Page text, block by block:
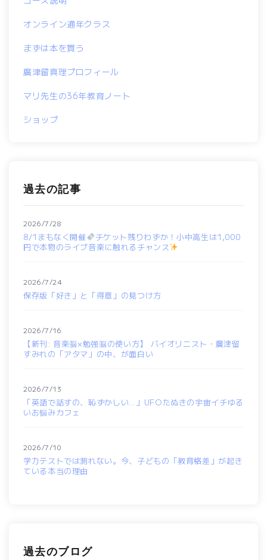
オンライン通年クラス
まずは本を買う
廣津留真理プロフィール
マリ先生の36年教育ノート
ショップ
過去の記事
8/1まもなく開催
チケット残りわずか！小中高生は1,000
円で本物のライブ音楽に触れるチャンス
2026/7/28
保存版「好き」と「得意」の見つけ方
2026/7/24
【新刊: 音楽脳×勉強脳の使い方】 バイオリニスト・廣津留
すみれの「アタマ」の中、が面白い
2026/7/16
「英語で話すの、恥ずかしい…」UFOたぬきの宇宙イチゆる
いお悩みカフェ
2026/7/13
学力テストでは測れない。今、子どもの「教育格差」が起き
ている本当の理由
2026/7/10
過去のブログ